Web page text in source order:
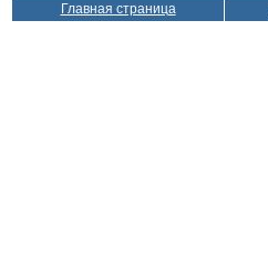
Главная страница